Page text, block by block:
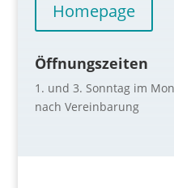
Homepage
Öffnungszeiten
1. und 3. Sonntag im
nach Vereinbarung